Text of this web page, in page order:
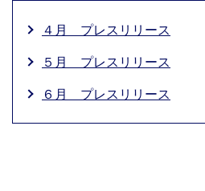
４月 プレスリリース
５月 プレスリリース
６月 プレスリリース